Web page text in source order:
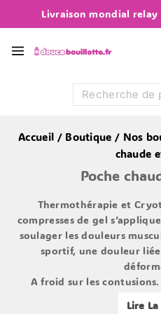
Livraison mondial
Accueil / Boutique / Nos
chaude
Poche
Thermothérapie et
compresses de gel
soulager les douleurs
sportif, une douleur
A froid sur les
Lire